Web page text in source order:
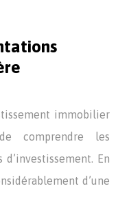
immobilier
comprendre les
En
d’une